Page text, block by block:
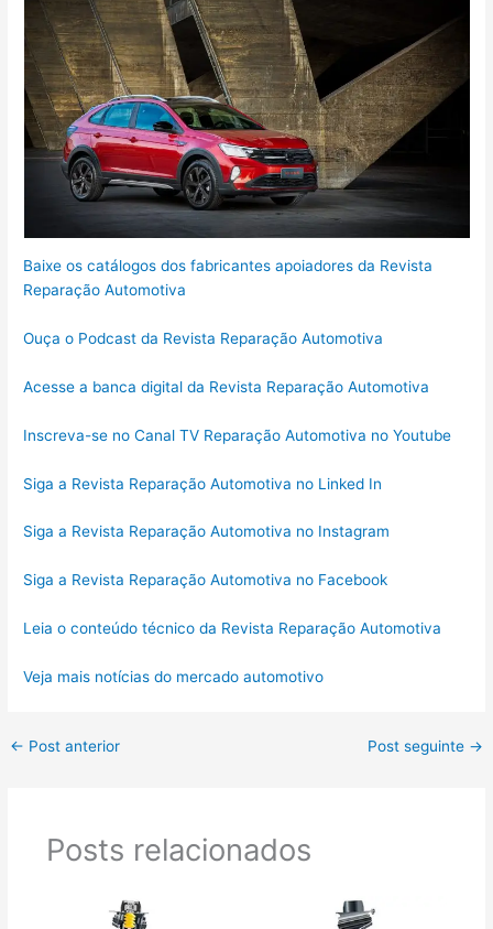
Baixe os catálogos dos fabricantes apoiadores da Revista
Reparação Automotiva
Ouça o Podcast da Revista Reparação Automotiva
Acesse a banca digital da Revista Reparação Automotiva
Inscreva-se no Canal TV Reparação Automotiva no Youtube
Siga a Revista Reparação Automotiva no Linked In
Siga a Revista Reparação Automotiva no Instagram
Siga a Revista Reparação Automotiva no Facebook
Leia o conteúdo técnico da Revista Reparação Automotiva
Veja mais notícias do mercado automotivo
← Post anterior Post seguinte →
Posts relacionados